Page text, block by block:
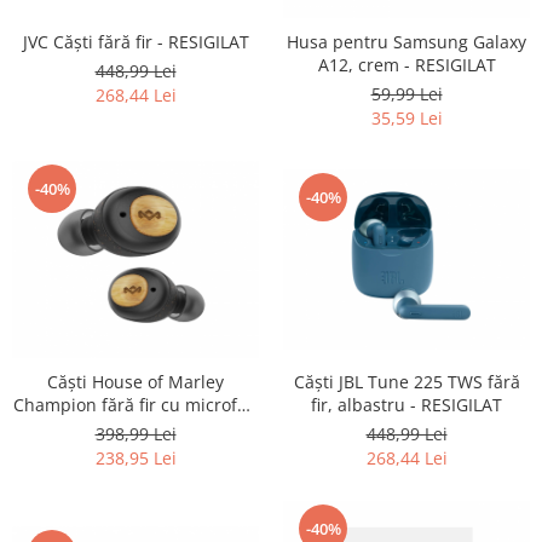
Jucarii si Jocuri
Maternitate
Acvaristica
Castroane si adapatori animale
Igiena animale de companie
Mobila si transport animale de
Zgarzi, lese si hamuri
Componente PC
Desktop PC & Monitoare
Imprimante, Scanere &
JVC Căști fără fir - RESIGILAT
448,99 Lei
268,44 Lei
Husa pentru Samsung Galaxy
A12, crem - RESIGILAT
59,99 Lei
35,59 Lei
-40%
Căști House of Marley
Champion fără fir cu microfon
- RESIGILAT
398,99 Lei
238,95 Lei
-40%
Căști JBL Tune 225 TWS fără
fir, albastru - RESIGILAT
448,99 Lei
268,44 Lei
-40%